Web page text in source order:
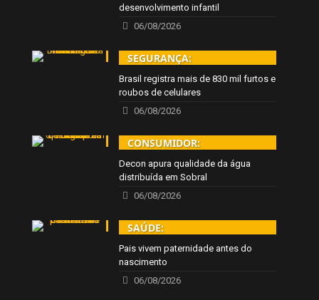
desenvolvimento infantil
06/08/2026
SEGURANÇA:
Brasil registra mais de 830 mil furtos e
roubos de celulares
06/08/2026
CONSUMIDOR:
Decon apura qualidade da água
distribuída em Sobral
06/08/2026
SAÚDE:
Pais vivem paternidade antes do
nascimento
06/08/2026